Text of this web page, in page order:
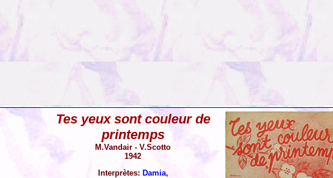
Tes yeux sont couleur de
printemps
M.Vandair - V.Scotto
1942
Interprètes: Damia,